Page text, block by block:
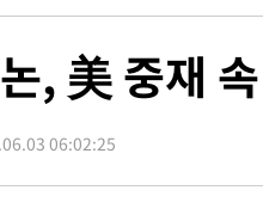
'…40도 관측 가능성도
만 협상 기대속 뉴욕증시 혼조 마감
통행 항로 합의" 이란 외무부 대변
후보 맹공…"공산주의가 최대 위
프, '이란 호르무즈 통제권' 수용할
, 美 중재
06:02:25